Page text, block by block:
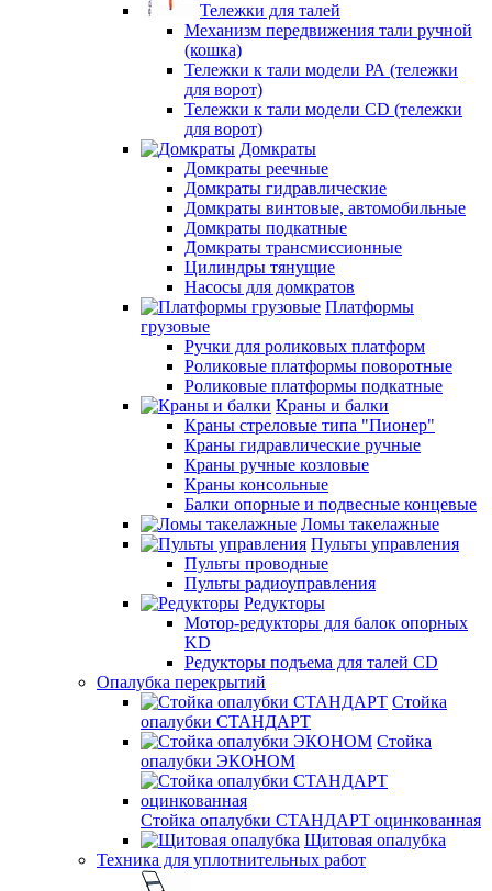
Тележки для талей
Механизм передвижения тали ручной
(кошка)
Тележки к тали модели РА (тележки
для ворот)
Тележки к тали модели CD (тележки
для ворот)
Домкраты
Домкраты реечные
Домкраты гидравлические
Домкраты винтовые, автомобильные
Домкраты подкатные
Домкраты трансмиссионные
Цилиндры тянущие
Насосы для домкратов
Платформы
грузовые
Ручки для роликовых платформ
Роликовые платформы поворотные
Роликовые платформы подкатные
Краны и балки
Краны стреловые типа "Пионер"
Краны гидравлические ручные
Краны ручные козловые
Краны консольные
Балки опорные и подвесные концевые
Ломы такелажные
Пульты управления
Пульты проводные
Пульты радиоуправления
Редукторы
Мотор-редукторы для балок опорных
KD
Редукторы подъема для талей CD
Опалубка перекрытий
Стойка
опалубки СТАНДАРТ
Стойка
опалубки ЭКОНОМ
Стойка опалубки СТАНДАРТ оцинкованная
Щитовая опалубка
Техника для уплотнительных работ